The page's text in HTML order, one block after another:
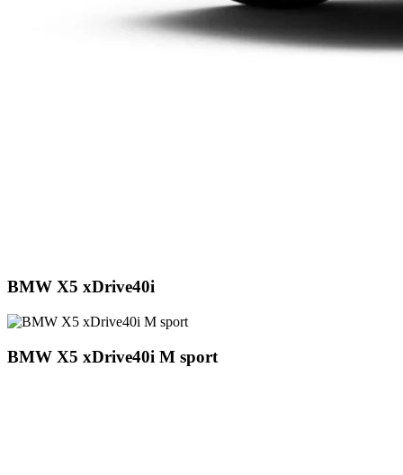
BMW X5 xDrive40i
BMW X5 xDrive40i M sport